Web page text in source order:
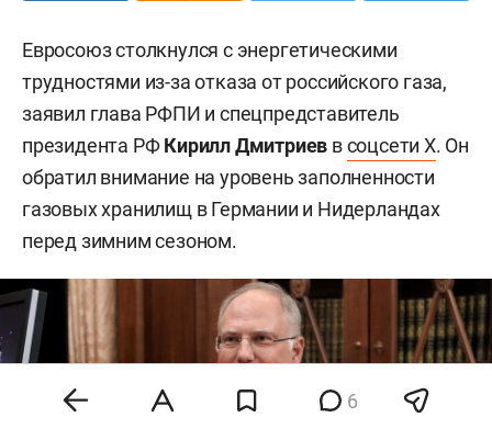
Евросоюз столкнулся с энергетическими
трудностями из-за отказа от российского газа,
заявил глава РФПИ и спецпредставитель
президента РФКирилл Дмитриев всоцсети X. Он
обратил внимание на уровень заполненности
газовых хранилищ в Германии и Нидерландах
перед зимним сезоном.
6